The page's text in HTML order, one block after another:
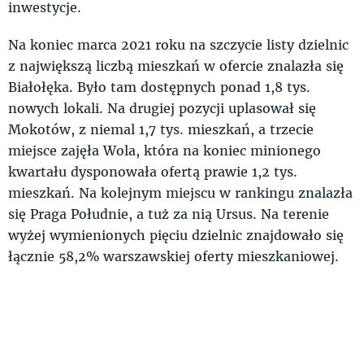
inwestycje.
Na koniec marca 2021 roku na szczycie listy dzielnic
z największą liczbą mieszkań w ofercie znalazła się
Białołęka. Było tam dostępnych ponad 1,8 tys.
nowych lokali. Na drugiej pozycji uplasował się
Mokotów, z niemal 1,7 tys. mieszkań, a trzecie
miejsce zajęła Wola, która na koniec minionego
kwartału dysponowała ofertą prawie 1,2 tys.
mieszkań. Na kolejnym miejscu w rankingu znalazła
się Praga Południe, a tuż za nią Ursus. Na terenie
wyżej wymienionych pięciu dzielnic znajdowało się
łącznie 58,2% warszawskiej oferty mieszkaniowej.